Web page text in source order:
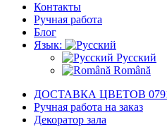
Контакты
Ручная работа
Блог
Язык:
Русский
Română
ДОСТАВКА ЦВЕТОВ
Ручная работа на заказ
Декоратор зала